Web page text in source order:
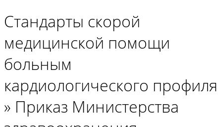
Стандарты скорой
медицинской помощи
больным
кардиологического профиля
» Приказ Министерства